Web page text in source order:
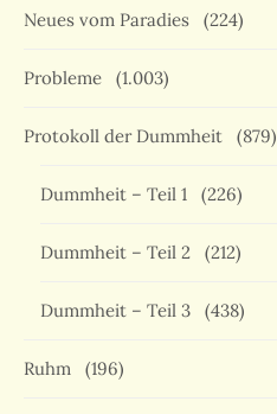
Neues vom Paradies (224)
Probleme (1.003)
Protokoll der Dummheit (879)
Dummheit – Teil 1 (226)
Dummheit – Teil 2 (212)
Dummheit – Teil 3 (438)
Ruhm (196)